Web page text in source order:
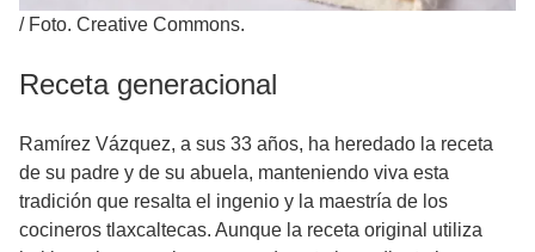
/ Foto. Creative Commons.
Receta generacional
Ramírez Vázquez, a sus 33 años, ha heredado la receta
de su padre y de su abuela, manteniendo viva esta
tradición que resalta el ingenio y la maestría de los
cocineros tlaxcaltecas. Aunque la receta original utiliza